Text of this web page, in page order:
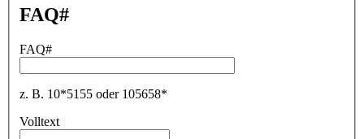
FAQ#
FAQ#
z. B. 10*5155 oder 105658*
Volltext